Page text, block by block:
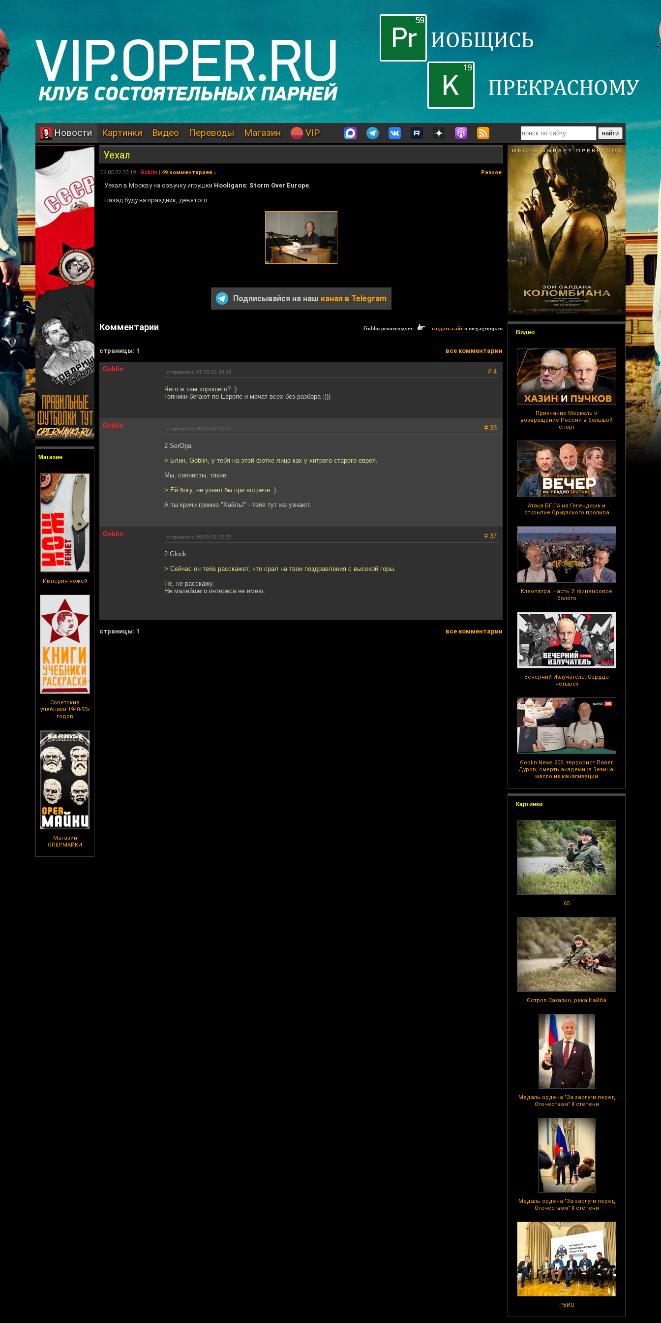
Новости Картинки Видео Переводы Магазин VIP
Магазин
Империя ножей
Советские
учебники 1940-50х
годов
Магазин
ОПЕРМАЙКИ
Видео
Признание Меркель и
возвращение России в большой
спорт
Атака БПЛА на Геленджик и
открытие Ормузского пролива
Клеопатра, часть 2: финансовое
болото
Вечерний Излучатель: Сердца
четырех
Goblin News 205: террорист Павел
Дуров, смерть академика Зезина,
масло из канализации
Картинки
65
Остров Сахалин, река Найба
Медаль ордена "За заслуги перед
Отечеством" II степени
Медаль ордена "За заслуги перед
Отечеством" II степени
РВИО
Уехал
06.05.02 20:19 | Goblin | 49 комментариев » Разное
Уехал в Москву на озвучку игрушки Hooligans: Storm Over Europe.
Назад буду на праздник, девятого.
Подписывайся на наш канал в Telegram
Комментарии Goblin рекомендует создать сайтв megagroup.ru
cтраницы: 1 все комментарии
Goblin отправлено 07.05.02 20:26 # 4
Чего ж там хорошего? :)
Гопники бегают по Европе и мочат всех без разбора :)))
Goblin отправлено 09.05.02 17:55 # 33
2 SerOga
> Блин, Goblin, у тебя на этой фотке лицо как у хитрого старого еврея.
Мы, сионисты, такие.
> Ей богу, не узнал бы при встрече :)
А ты кричи громко "Хайль!" - тебя тут же узнают.
Goblin отправлено 09.05.02 22:55 # 37
2 Glock
> Сейчас он тебе расскажет, что срал на твои поздравления с высокой горы.
Не, не расскажу.
Ни малейшего интереса не имею.
cтраницы: 1 все комментарии